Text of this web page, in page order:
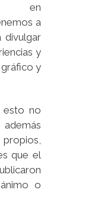
en
a
divulgar
y
y
esto no
que el
o